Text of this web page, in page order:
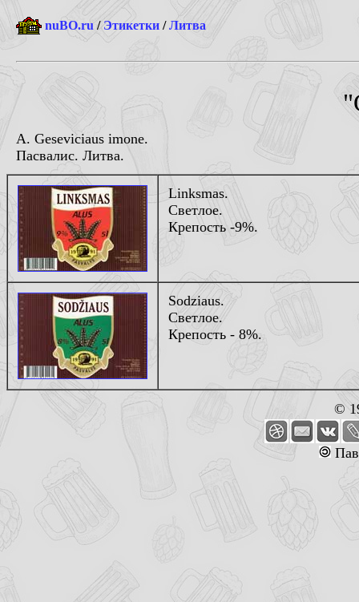
nuBO.ru /Этикетки /Литва
A. Geseviciaus imone.
Пасвалис. Литва.
Linksmas.
Светлое.
Крепость -9%.
Sodziaus.
Светлое.
Крепость - 8%.
©